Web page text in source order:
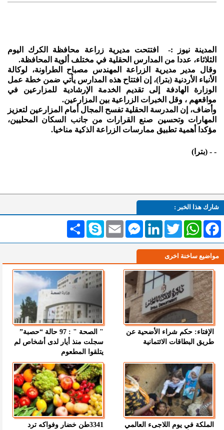
المدينة نيوز :- افتتحت مديرية زراعة محافظة الكرك اليوم
الثلاثاء، عددا من المدارس الحقلية في مختلف ألوية المحافظة.
وقال مدير مديرية الزراعة المهندس مصباح الطراونة، لوكالة
الأنباء الأردنية (بترا)، إن افتتاح هذه المدارس يأتي ضمن خطة عمل
الوزارة الهادفة إلى تقديم الخدمة الإرشادية للمزارعين في
مواقعهم ، وقل الخبرات الزراعية بين المزارعين.
وأضاف، إن المدرسة الحقلية تفسح المجال أمام المزارعين لتعزيز
المهارات وتحسين صنع القرارات من جانب السكان المحليين،
مؤكدا أهمية تطبيق ممارسات الزراعة الذكية مناخيا.
- - (بترا)
شارك هذا الخبر :
انشر Skype Email
MessengerLinkedInTwitterWhatsAppFacebook
مواضيع ساخنة اخرى
الإفتاء: حكم شراء الأضحية عن
طريق البطاقات الائتمانية
" الصحة " : 97 حالة “حصبة”
سجلت منذ أيار لدى أشخاص لم
يتلقوا المطعوم
الملكة في يوم اللاجىء العالمي 3341طن خضار وفواكه ترد